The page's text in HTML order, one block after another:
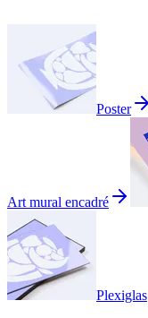
Poster
Art mural encadré
Plexiglas